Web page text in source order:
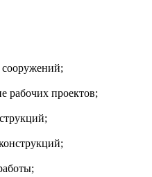
рабочих проектов;